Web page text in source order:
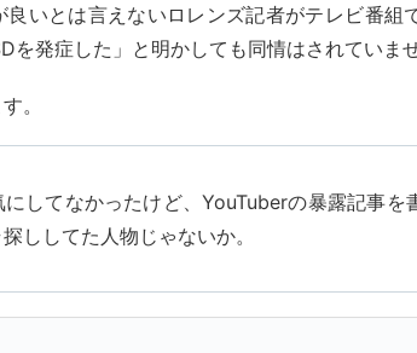
良いとは言えないロレンズ記者がテレビ番組
を発症した」と明かしても同情はされていませ
。
にしてなかったけど、YouTuberの暴露記事を
ししてた人物じゃないか。